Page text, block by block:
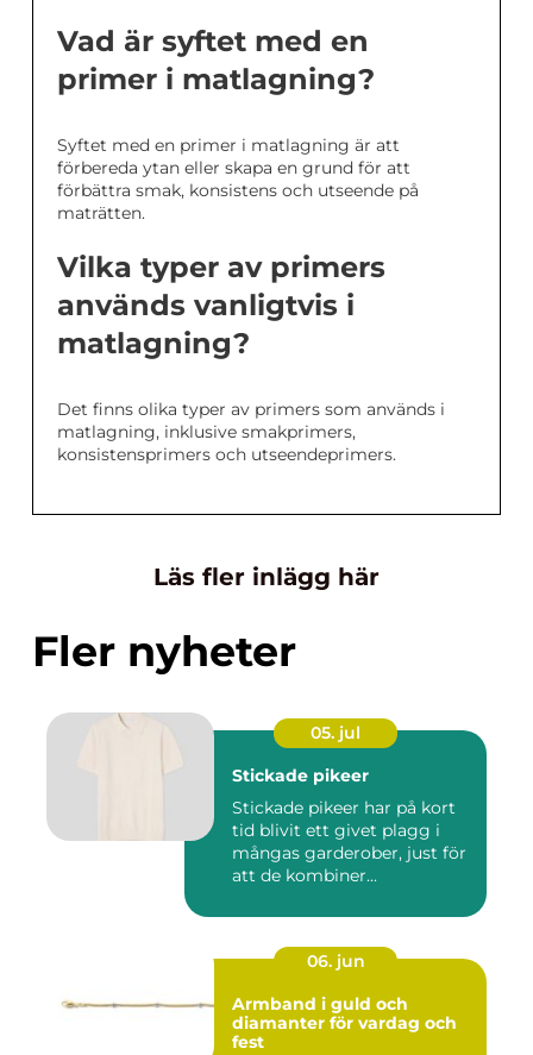
Vad är syftet med en
primer i matlagning?
Syftet med en primer i matlagning är att
förbereda ytan eller skapa en grund för att
förbättra smak, konsistens och utseende på
maträtten.
Vilka typer av primers
används vanligtvis i
matlagning?
Det finns olika typer av primers som används i
matlagning, inklusive smakprimers,
konsistensprimers och utseendeprimers.
Läs fler inlägg här
Fler nyheter
05. jul
Stickade pikeer
Stickade pikeer har på kort
tid blivit ett givet plagg i
mångas garderober, just för
att de kombiner...
06. jun
Armband i guld och
diamanter för vardag och
fest